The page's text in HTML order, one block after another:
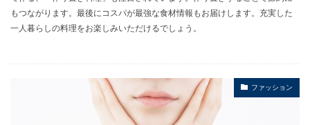
もつながります。最後にコスパが最強な食材情報もお届けします。充実した
一人暮らしの料理をお楽しみいただけるでしょう。
ファッション